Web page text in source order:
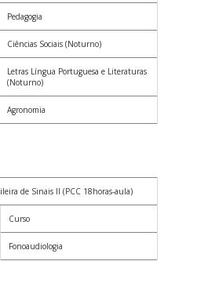
Pedagogia
Ciências Sociais (Noturno)
Letras Língua Portuguesa e Literaturas
(Noturno)
Agronomia
de Sinais II (PCC 18horas-aula)
Curso
Fonoaudiologia